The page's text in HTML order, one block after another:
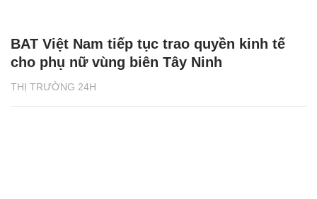
THỊ TRƯỜNG 24H
BAT Việt Nam tiếp tục trao quyền kinh tế
cho phụ nữ vùng biên Tây Ninh